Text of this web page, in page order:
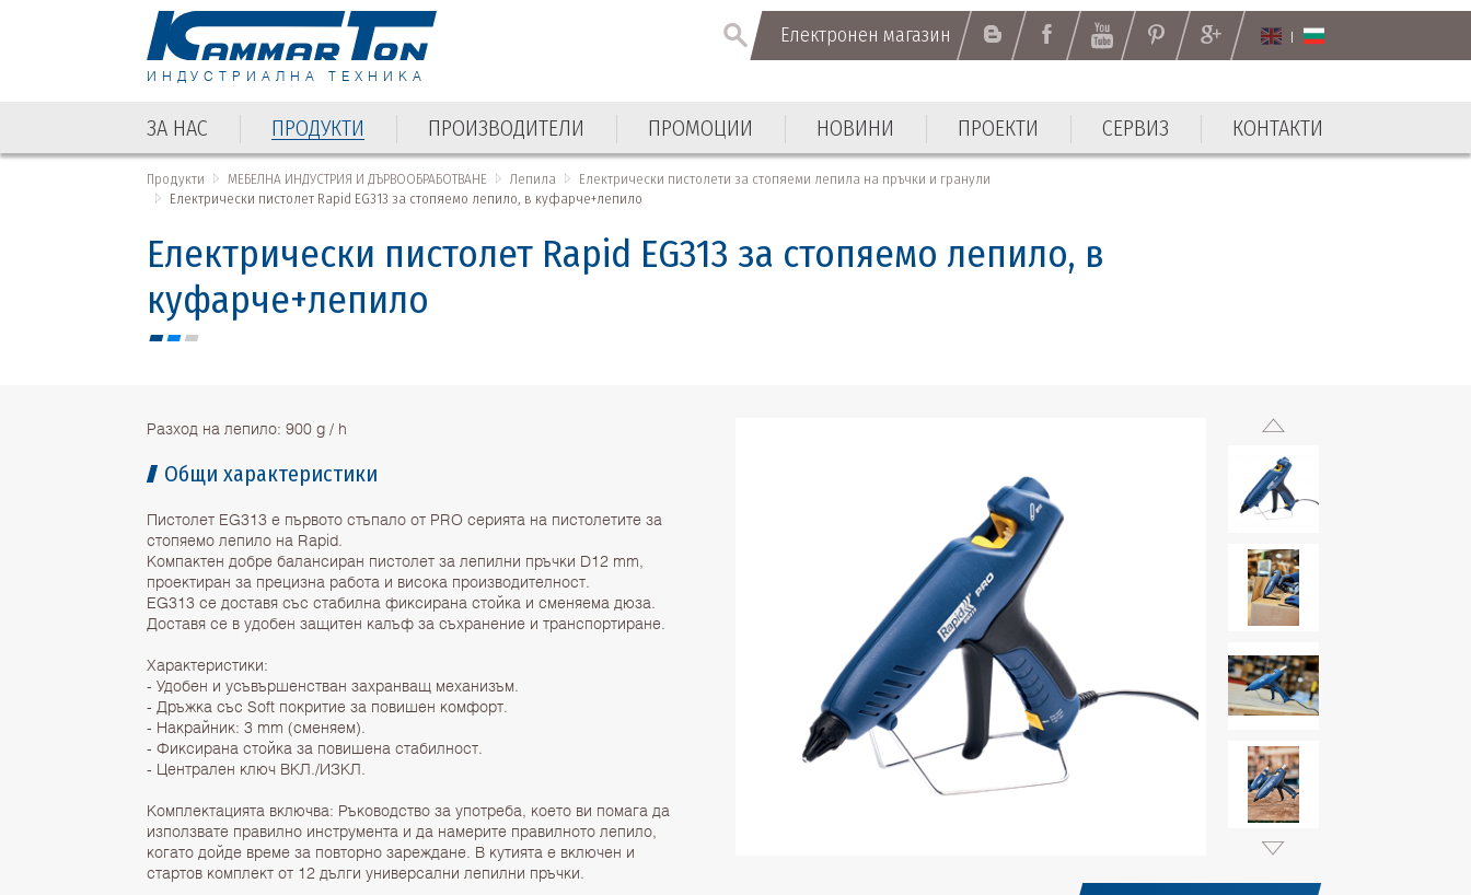
ИНДУСТРИАЛНА ТЕХНИКА
Електронен магазин
ЗА НАС ПРОДУКТИ ПРОИЗВОДИТЕЛИ ПРОМОЦИИ НОВИНИ ПРОЕКТИ СЕРВИЗ КОНТАКТИ
Продукти МЕБЕЛНА ИНДУСТРИЯ И ДЪРВООБРАБОТВАНЕ Лепила
Електрически пистолети за стопяеми лепила на пръчки и гранули
Електрически пистолет Rapid EG313 за стопяемо лепило, в куфарче+лепило
Електрически пистолет Rapid EG313 за стопяемо лепило, в
куфарче+лепило
Разход на лепило: 900 g / h
Общи характеристики
Пистолет EG313 е първото стъпало от PRO серията на пистолетите за
стопяемо лепило на Rapid.
Компактен добре балансиран пистолет за лепилни пръчки D12 mm,
проектиран за прецизна работа и висока производителност.
EG313 се доставя със стабилна фиксирана стойка и сменяема дюза.
Доставя се в удобен защитен калъф за съхранение и транспортиране.
Характеристики:
- Удобен и усъвършенстван захранващ механизъм.
- Дръжка със Soft покритие за повишен комфорт.
- Накрайник: 3 mm (сменяем).
- Фиксирана стойка за повишена стабилност.
- Централен ключ ВКЛ./ИЗКЛ.
Комплектацията включва: Ръководство за употреба, което ви помага да
използвате правилно инструмента и да намерите правилното лепило,
когато дойде време за повторно зареждане. В кутията е включен и
стартов комплект от 12 дълги универсални лепилни пръчки.